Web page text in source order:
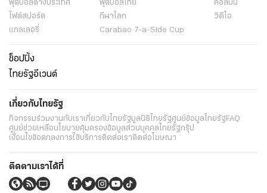
ฟุตบอลต่่างประเทศ ฟุตบอลไทย
คอลัมน์
ไฟต์สปอร์ต
กีฬาโลก
วิดีโอ
แกลเลอรี่
Carabao 7-a-Side Cup
ช็อปปิ้ง
ไทยรัฐอีเวนต์
เกี่ยวกับไทยรัฐ
กิจกรรมร่วมงานกับเราเกี่ยวกับไทยรัฐมูลนิธิไทยรัฐศูนย์ข้อมูลไทยรัฐFAQ
ศูนย์ช่วยเหลือนโยบายคุ้มครองข้อมูลส่วนบุคคลไทยรัฐกรุ๊ป
เงื่อนไขข้อตกลงการใช้บริการติดต่อเราติดต่อโฆษณา
ติดตามเราได้ที่